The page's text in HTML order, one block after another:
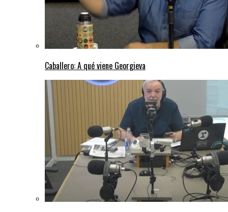
Caballero: A qué viene Georgieva